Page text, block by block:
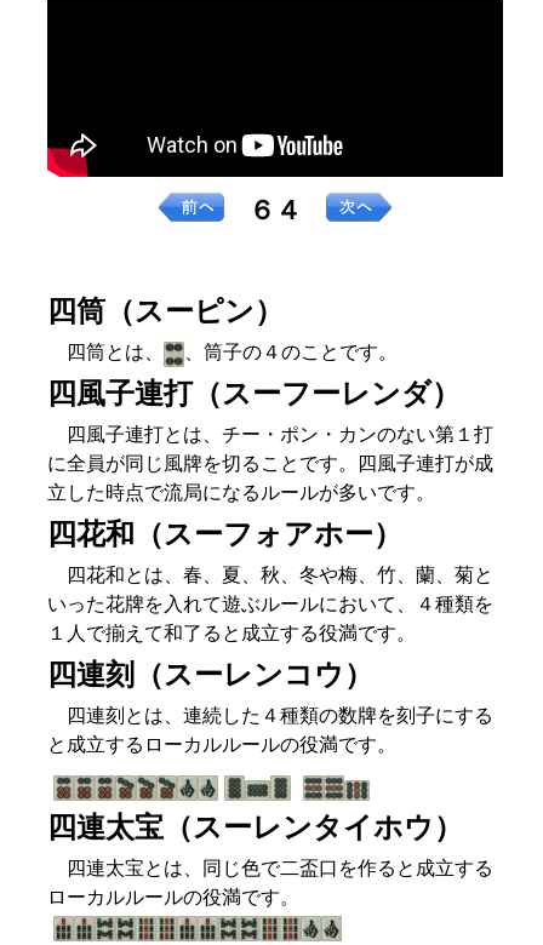
６４
四筒（スーピン）
四筒とは、 、筒子の４のことです。
四風子連打（スーフーレンダ）
四風子連打とは、チー・ポン・カンのない第１打
に全員が同じ風牌を切ることです。四風子連打が成
立した時点で流局になるルールが多いです。
四花和（スーフォアホー）
四花和とは、春、夏、秋、冬や梅、竹、蘭、菊と
いった花牌を入れて遊ぶルールにおいて、４種類を
１人で揃えて和了ると成立する役満です。
四連刻（スーレンコウ）
四連刻とは、連続した４種類の数牌を刻子にする
と成立するローカルルールの役満です。
四連太宝（スーレンタイホウ）
四連太宝とは、同じ色で二盃口を作ると成立する
ローカルルールの役満です。